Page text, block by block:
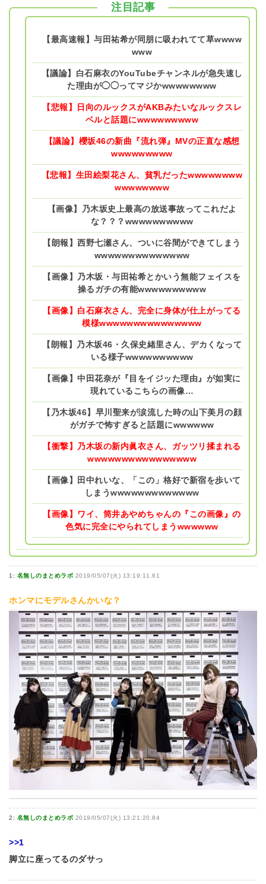
注目記事
【最高速報】与田祐希が同朋に吸われてて草wwww
www
【議論】白石麻衣のYouTubeチャンネルが急失速し
た理由が◯◯ってマジかwwwwwwww
【悲報】日向のルックスがAKBみたいなルックスレ
ベルと話題にwwwwwwwww
【議論】櫻坂46の新曲『流れ弾』MVの正直な感想
wwwwwwwww
【悲報】生田絵梨花さん、貧乳だったwwwwwwww
wwwwwwww
【画像】乃木坂史上最高の放送事故ってこれだよ
な？？？wwwwwwwwww
【朗報】西野七瀬さん、ついに谷間ができてしまう
wwwwwwwwwwwwww
【画像】乃木坂・与田祐希とかいう無能フェイスを
操るガチの有能wwwwwwwwww
【画像】白石麻衣さん、完全に身体が仕上がってる
模様wwwwwwwwwwwwwww
【朗報】乃木坂46・久保史緒里さん、デカくなって
いる様子wwwwwwwwww
【画像】中田花奈が『目をイジッた理由』が如実に
現れているこちらの画像…
【乃木坂46】早川聖来が涙流した時の山下美月の顔
がガチで怖すぎると話題にwwwwww
【衝撃】乃木坂の新内眞衣さん、ガッツリ揉まれる
wwwwwwwwwwwwwwww
【画像】田中れいな、「この」格好で新宿を歩いて
しまうwwwwwwwwwwwww
【画像】ワイ、筒井あやめちゃんの『この画像』の
色気に完全にやられてしまうwwwwww
1: 名無しのまとめラボ 2019/05/07(火) 13:19:11.61
ホンマにモデルさんかいな？
2: 名無しのまとめラボ 2019/05/07(火) 13:21:20.84
>>1
脚立に座ってるのダサっ